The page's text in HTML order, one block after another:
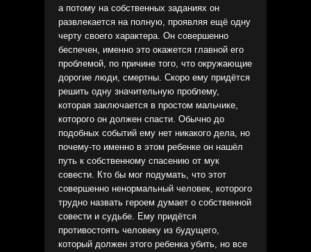
а потому на собственных заданиях он
развлекается на полную, проявляя ещё одну
черту своего характера. Он совершенно
беспечен, именно это окажется главной его
проблемой, по причине того, что окружающие
дорогие люди, смертны. Скоро ему придётся
решить одну значительную проблему,
которая заключается в простом мальчике,
которого он должен спасти. Обычно до
подобных событий ему нет никакого дела, но
почему-то именно в этом ребенке он нашёл
путь к собственному спасению от мук
совести. Кто бы мог подумать, что этот
совершенно ненормальный человек, которого
трудно назвать героем думает о собственной
совести и судьбе. Ему придётся
противостоять человеку из будущего,
который должен этого ребенка убить, но все